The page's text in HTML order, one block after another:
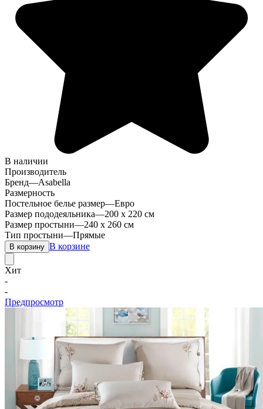
В наличии
Производитель
Бренд—Asabella
Размерность
Постельное белье размер—Евро
Размер пододеяльника—200 х 220 см
Размер простыни—240 х 260 см
Тип простыни—Прямые
В корзину В корзине
Хит
-
-
Предпросмотр